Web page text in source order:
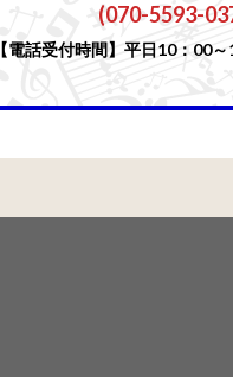
(070-5593-
【電話受付時間】平日10：00